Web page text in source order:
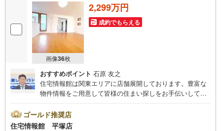
画像36枚
2,299万円
成約でもらえる
おすすめポイント 石原 友之
住宅情報館は関東エリアに店舗展開しております。豊富な
物件情報をご用意して皆様の住まい探しをお手伝いしてお
さい。住宅ローン相談会も同時開催中無理のない住宅ロー
ンの試算やご購入の際にかかる諸費用の概算も行っており
ゴールド推奨店
住宅情報館 平塚店